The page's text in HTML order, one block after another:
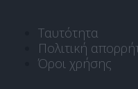
Ταυτότητα
Πολιτική
Όροι χρήσης